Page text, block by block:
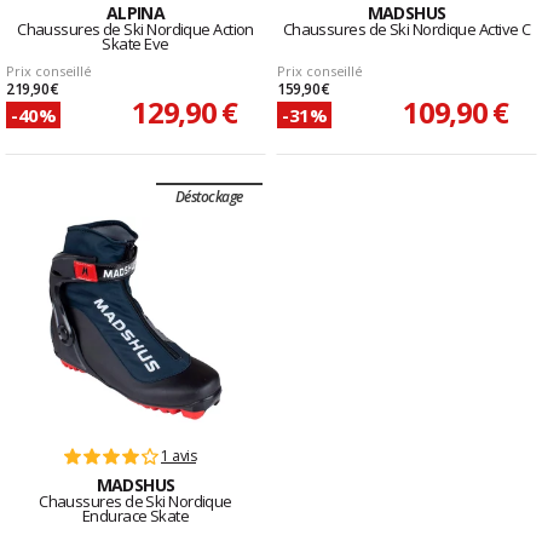
ALPINA
Chaussures de Ski Nordique Action
Skate Eve
Prix conseillé
219,90 €
-40% 129,90 €
MADSHUS
Chaussures de Ski Nordique Active C
Prix conseillé
159,90 €
-31% 109,90 €
Déstockage
1 avis
MADSHUS
Chaussures de Ski Nordique
Endurace Skate